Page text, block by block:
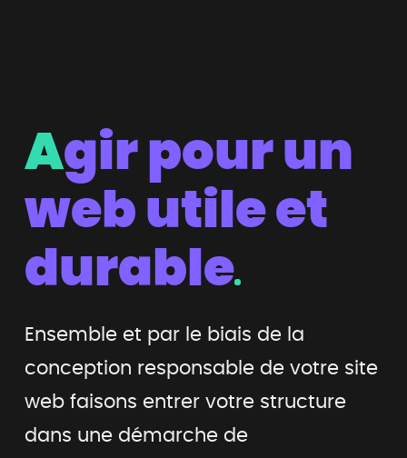
Agir pour un
web utile et
durable
Ensemble et par le biais de la
conception responsable de votre site
web faisons entrer votre structure
dans une démarche de